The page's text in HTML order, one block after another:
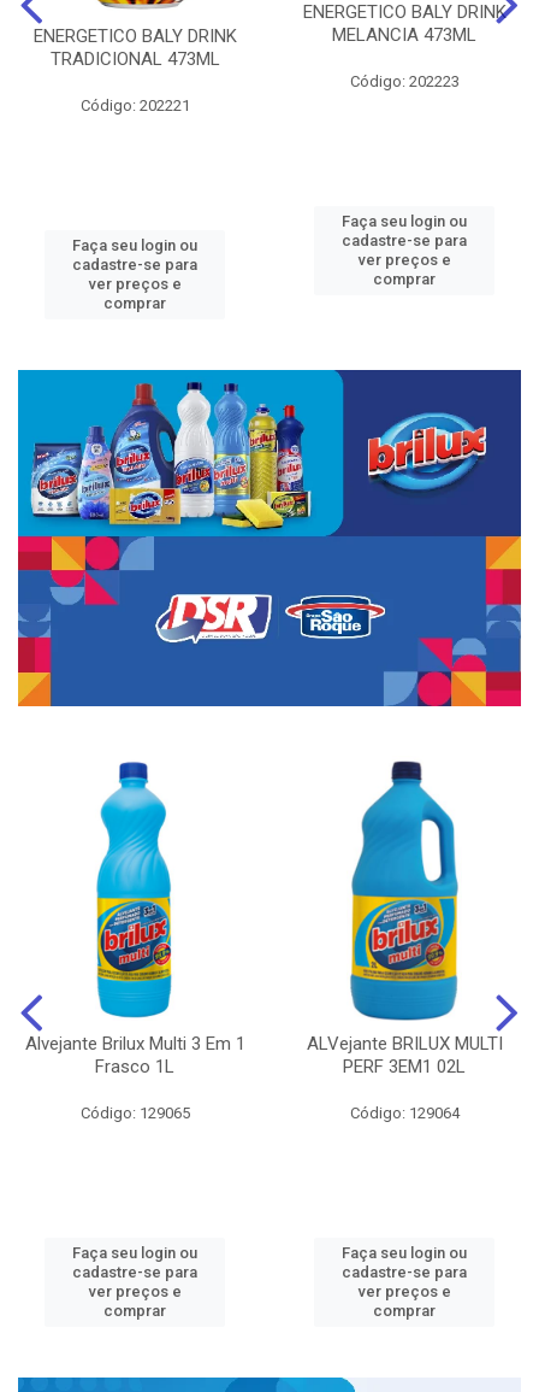
ENERGETICO BALY DRINK
TRADICIONAL 473ML
Código: 202221
Faça seu login ou
cadastre-se para
ver preços e
comprar
ENERGETICO BALY DRINK
MELANCIA 473ML
Código: 202223
Faça seu login ou
cadastre-se para
ver preços e
comprar
Alvejante Brilux Multi 3 Em 1
Frasco 1L
Código: 129065
Faça seu login ou
cadastre-se para
ver preços e
comprar
ALVejante BRILUX MULTI
PERF 3EM1 02L
Código: 129064
Faça seu login ou
cadastre-se para
ver preços e
comprar